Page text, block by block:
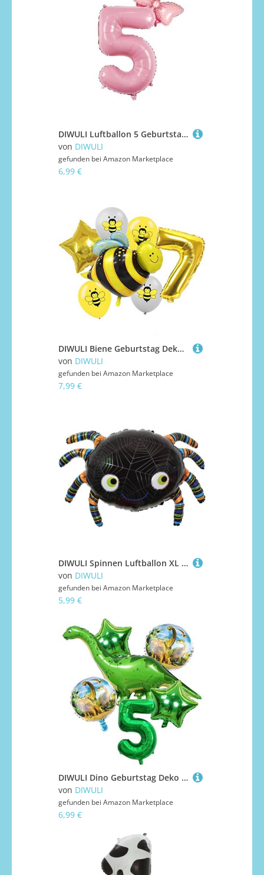
DIWULI Luftballon 5 Geburtstag XXL - Schmetterling Rosa Zahl
von DIWULI
gefunden bei Amazon Marketplace
6,99 €
DIWULI Biene Geburtstag Deko 7 Jahre - Bienen Luftballons
von DIWULI
gefunden bei Amazon Marketplace
7,99 €
DIWULI Spinnen Luftballon XL - aufblasbare Spinne, Halloween Deko, Halloween Folien-Ballon, Folien-Luftballon Grusel-Party, Kinder-Geburtstag Junge Mädchen, Motto-Party Party-Deko, Dekoration
von DIWULI
gefunden bei Amazon Marketplace
5,99 €
DIWULI Dino Geburtstag Deko 5 Jahre - Dino Luftballons Zahl
von DIWULI
gefunden bei Amazon Marketplace
6,99 €